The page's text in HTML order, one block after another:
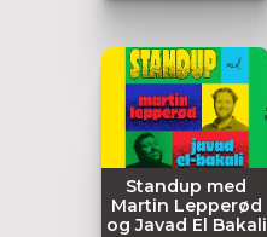
Standup med
Martin Lepperød
og Javad El Bakali